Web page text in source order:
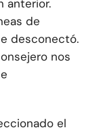
anterior.
de
desconectó.
nos
el